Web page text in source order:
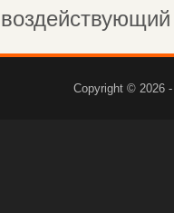
Copyright © 2026